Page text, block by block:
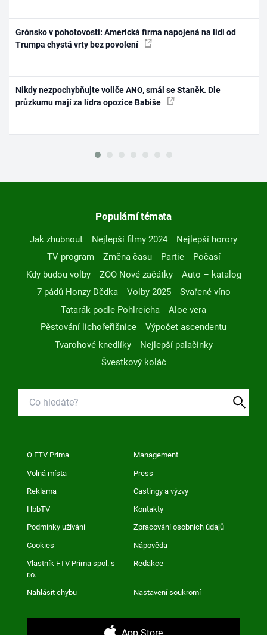
Grónsko v pohotovosti: Americká firma napojená na lidi od
Trumpa chystá vrty bez povolení
Nikdy nezpochybňujte voliče ANO, smál se Staněk. Dle
průzkumu mají za lídra opozice Babiše
Populární témata
Jak zhubnout Nejlepší filmy 2024
Nejlepší horory
TV program
Změna času Partie
Počasí
Kdy budou volby
ZOO Nové začátky
Auto – katalog
7 pádů Honzy Dědka
Volby 2025
Svařené víno
Tatarák podle Pohlreicha
Aloe vera
Pěstování lichořeřišnice
Výpočet ascendentu
Tvarohové knedlíky
Nejlepší palačinky
Švestkový koláč
O FTV Prima Management
Volná místa Press
Reklama Castingy a výzvy
HbbTV Kontakty
Podmínky užívání Zpracování osobních údajů
Cookies Nápověda
Vlastník FTV Prima spol. s
r.o.
Redakce
Nahlásit chybu Nastavení soukromí